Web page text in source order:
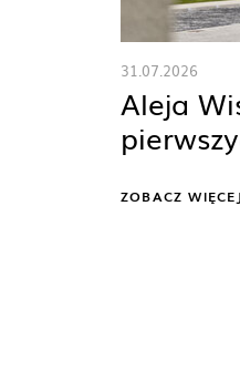
31.07.2026
Aleja
ZOBACZ WIĘCEJ